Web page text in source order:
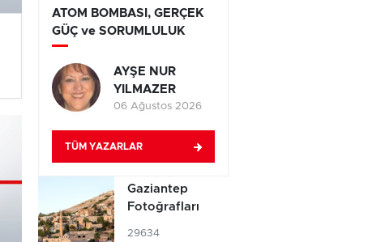
ATOM BOMBASI, GERÇEK
GÜÇ ve SORUMLULUK
AYŞE NUR
YILMAZER
06 Ağustos 2026
TÜM YAZARLAR
Gaziantep
Fotoğrafları
29634